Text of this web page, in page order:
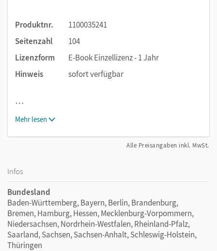
Produktnr.
1100035241
Seitenzahl
104
Lizenzform
E-Book Einzellizenz - 1 Jahr
Hinweis
sofort verfügbar
…
Mehr lesen
Alle Preisangaben inkl. MwSt.
Infos
Bundesland
Baden-Württemberg, Bayern, Berlin, Brandenburg,
Bremen, Hamburg, Hessen, Mecklenburg-Vorpommern,
Niedersachsen, Nordrhein-Westfalen, Rheinland-Pfalz,
Saarland, Sachsen, Sachsen-Anhalt, Schleswig-Holstein,
Thüringen